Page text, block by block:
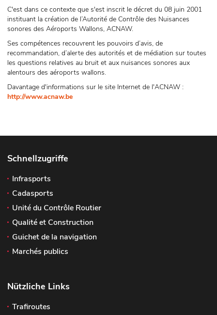
C'est dans ce contexte que s'est inscrit le décret du 08 juin 2001
instituant la création de l’Autorité de Contrôle des Nuisances
sonores des Aéroports Wallons, ACNAW.
Ses compétences recouvrent les pouvoirs d’avis, de
recommandation, d’alerte des autorités et de médiation sur toutes
les questions relatives au bruit et aux nuisances sonores aux
alentours des aéroports wallons.
Davantage d'informations sur le site Internet de l'ACNAW :
http://www.acnaw.be
Schnellzugriffe
Infrasports
Cadasports
Unité du Contrôle Routier
Qualité et Construction
Guichet de la navigation
Marchés publics
Nützliche Links
Trafiroutes